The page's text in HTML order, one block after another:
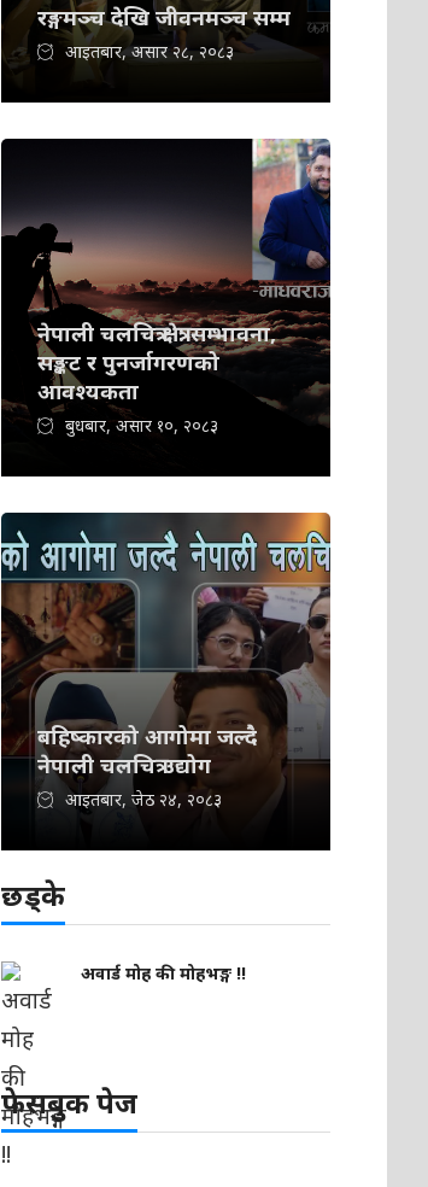
रङ्गमञ्च देखि जीवनमञ्च सम्म
आइतबार, असार २८, २०८३
नेपाली चलचित्र क्षेत्र: सम्भावना,
सङ्कट र पुनर्जागरणको
आवश्यकता
बुधबार, असार १०, २०८३
बहिष्कारको आगोमा जल्दै
नेपाली चलचित्र उद्योग
आइतबार, जेठ २४, २०८३
छड्के
अवार्ड मोह की मोहभङ्ग !!
फेसबुक पेज